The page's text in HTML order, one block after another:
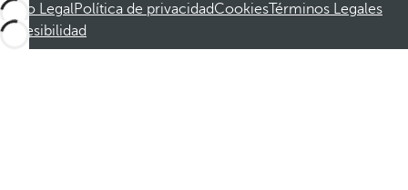
Aviso LegalPolítica de privacidadCookiesTérminos Legales
Accesibilidad